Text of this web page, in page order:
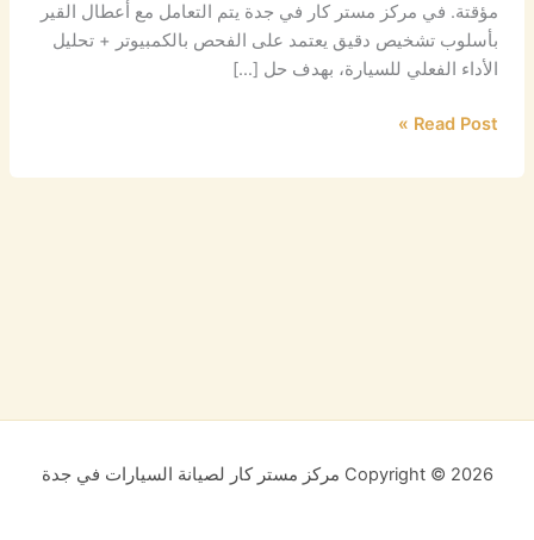
مؤقتة. في مركز مستر كار في جدة يتم التعامل مع أعطال القير
بأسلوب تشخيص دقيق يعتمد على الفحص بالكمبيوتر + تحليل
الأداء الفعلي للسيارة، بهدف حل […]
Read Post »
Copyright © 2026 مركز مستر كار لصيانة السيارات في جدة